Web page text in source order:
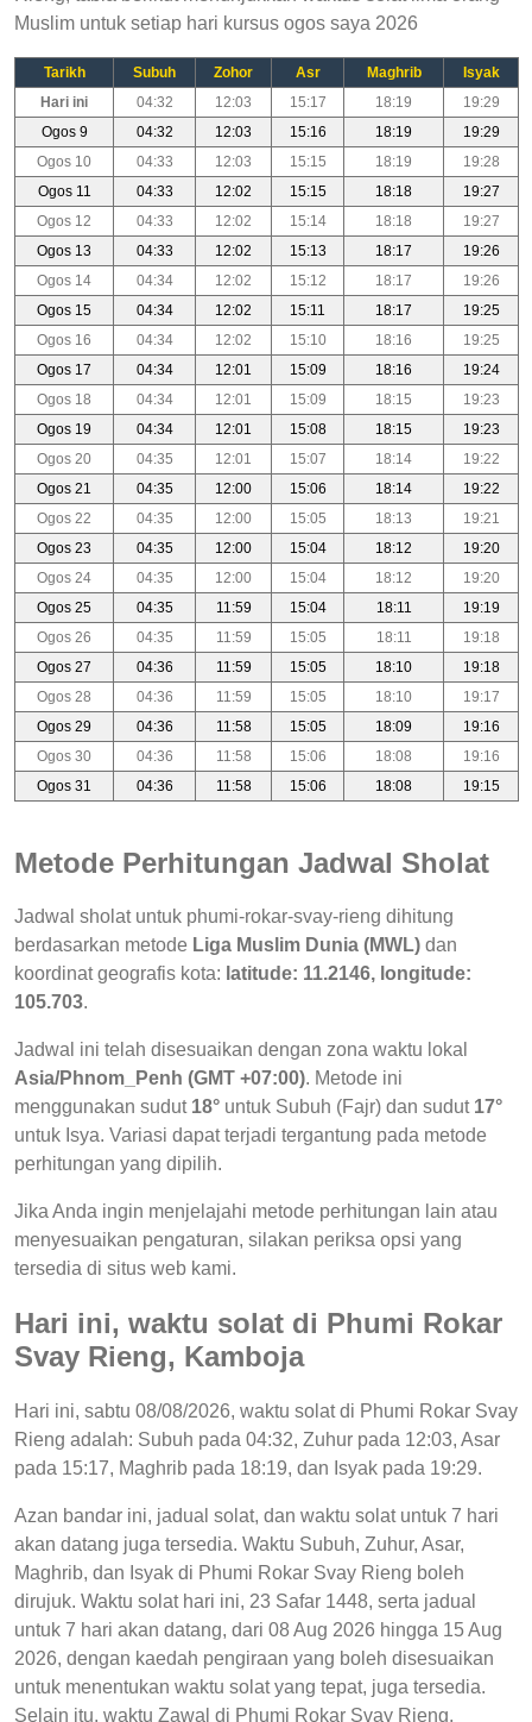
Muslim untuk setiap hari kursus ogos saya 2026
Tarikh Subuh Zohor Asr Maghrib
Isyak
Hari ini
04:32 12:03 15:17 18:19
19:29
Ogos 9
04:32 12:03 15:16 18:19
19:29
Ogos 10
04:33 12:03 15:15 18:19
19:28
Ogos 11
04:33 12:02 15:15 18:18
19:27
Ogos 12
04:33 12:02 15:14 18:18
19:27
Ogos 13
04:33 12:02 15:13 18:17
19:26
Ogos 14
04:34 12:02 15:12 18:17
19:26
Ogos 15
04:34 12:02 15:11 18:17
19:25
Ogos 16
04:34 12:02 15:10 18:16
19:25
Ogos 17
04:34 12:01 15:09 18:16
19:24
Ogos 18
04:34 12:01 15:09 18:15
19:23
Ogos 19
04:34 12:01 15:08 18:15
19:23
Ogos 20
04:35 12:01 15:07 18:14
19:22
Ogos 21
04:35 12:00 15:06 18:14
19:22
Ogos 22
04:35 12:00 15:05 18:13
19:21
Ogos 23
04:35 12:00 15:04 18:12
19:20
Ogos 24
04:35 12:00 15:04 18:12
19:20
Ogos 25
04:35 11:59 15:04 18:11
19:19
Ogos 26
04:35 11:59 15:05 18:11
19:18
Ogos 27
04:36 11:59 15:05 18:10
19:18
Ogos 28
04:36 11:59 15:05 18:10
19:17
Ogos 29
04:36 11:58 15:05 18:09
19:16
Ogos 30
04:36 11:58 15:06 18:08
19:16
Ogos 31
04:36 11:58 15:06 18:08 19:15
Metode Perhitungan Jadwal Sholat
Jadwal sholat untuk phumi-rokar-svay-rieng dihitung
berdasarkan metode Liga Muslim Dunia (MWL) dan
koordinat geografis kota: latitude: 11.2146, longitude:
105.703.
Jadwal ini telah disesuaikan dengan zona waktu lokal
Asia/Phnom_Penh (GMT +07:00). Metode ini
menggunakan sudut 18° untuk Subuh (Fajr) dan sudut 17°
untuk Isya. Variasi dapat terjadi tergantung pada metode
perhitungan yang dipilih.
Jika Anda ingin menjelajahi metode perhitungan lain atau
menyesuaikan pengaturan, silakan periksa opsi yang
tersedia di situs web kami.
Hari ini, waktu solat di Phumi Rokar
Svay Rieng, Kamboja
Hari ini, sabtu 08/08/2026, waktu solat di Phumi Rokar Svay
Rieng adalah: Subuh pada 04:32, Zuhur pada 12:03, Asar
pada 15:17, Maghrib pada 18:19, dan Isyak pada 19:29.
Azan bandar ini, jadual solat, dan waktu solat untuk 7 hari
akan datang juga tersedia. Waktu Subuh, Zuhur, Asar,
Maghrib, dan Isyak di Phumi Rokar Svay Rieng boleh
dirujuk. Waktu solat hari ini, 23 Safar 1448, serta jadual
untuk 7 hari akan datang, dari 08 Aug 2026 hingga 15 Aug
2026, dengan kaedah pengiraan yang boleh disesuaikan
untuk menentukan waktu solat yang tepat, juga tersedia.
Selain itu, waktu Zawal di Phumi Rokar Svay Rieng,